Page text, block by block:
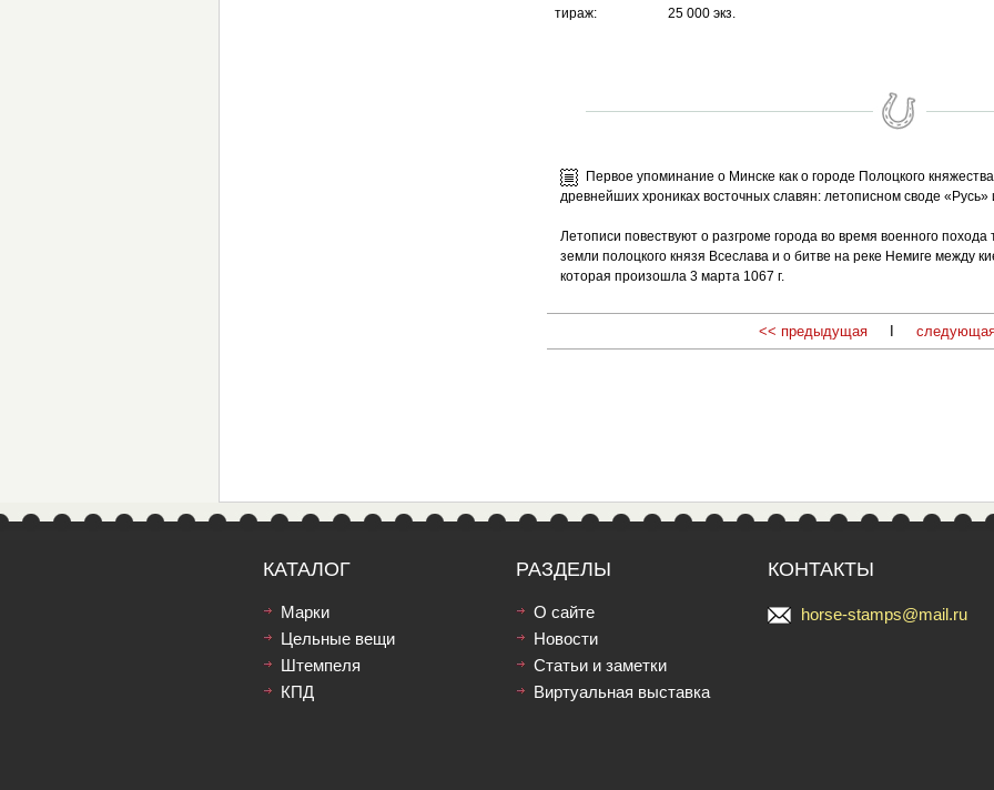
тираж:
25 000 экз.
Первое упоминание о Минске как о городе Полоцкого
древнейших хрониках восточных славян: летописном своде
Летописи повествуют о разгроме города во время военного похода
земли полоцкого князя Всеслава и о битве на реке Немиге между
которая произошла 3 марта 1067 г.
<< предыдущая
КАТАЛОГ
Марки
Цельные вещи
Штемпеля
КПД
РАЗДЕЛЫ
О сайте
Новости
Статьи и заметки
Виртуальная выставка
КОНТАКТЫ
horse-stamps@mail.ru